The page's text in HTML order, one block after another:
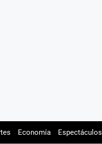
Economía Espectáculos